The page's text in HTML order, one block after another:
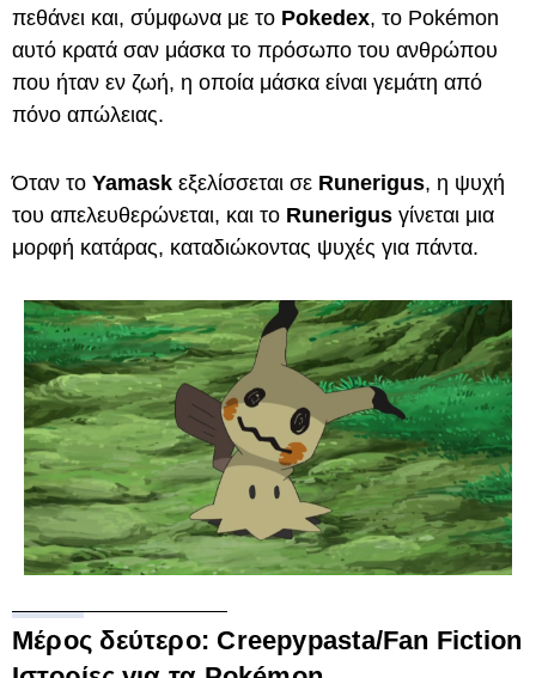
πεθάνει και, σύμφωνα με το Pokedex, το Pokémon
αυτό κρατά σαν μάσκα το πρόσωπο του ανθρώπου
που ήταν εν ζωή, η οποία μάσκα είναι γεμάτη από
πόνο απώλειας.
Όταν το Yamask εξελίσσεται σε Runerigus, η ψυχή
του απελευθερώνεται, και το Runerigus γίνεται μια
μορφή κατάρας, καταδιώκοντας ψυχές για πάντα.
Μέρος δεύτερο: Creepypasta/Fan Fiction